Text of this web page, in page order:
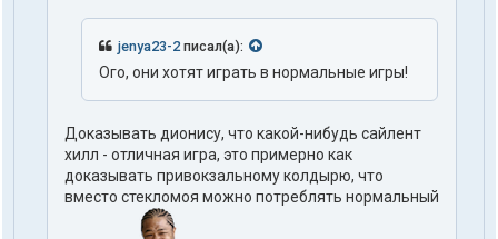
jenya23-2 писал(а):
Ого, они хотят играть в нормальные игры!
Доказывать дионису, что какой-нибудь сайлент
хилл - отличная игра, это примерно как
доказывать привокзальному колдырю, что
вместо стекломоя можно потреблять нормальный